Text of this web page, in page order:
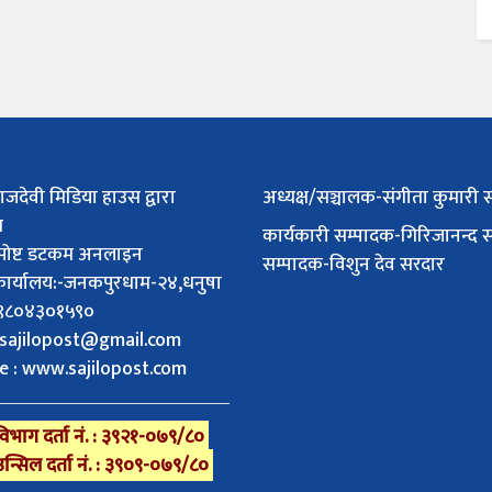
मिडिया हाउस द्वारा
डटकम अनलाइन
जनकपुरधाम-२४,धनुषा
: www.sajilopost.com
दर्ता नं. : ३९२१-०७९/८०
दर्ता नं. : ३९०९-०७९/८०
अध्यक्ष/सञ्चालक-संगीता कुमारी
कार्यकारी सम्पादक-गिरिजानन्द
सम्पादक-विशुन देव सरदार